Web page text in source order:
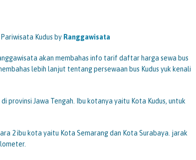
Kudus by Ranggawisata
akan membahas info tarif daftar harga sewa bus
lebih lanjut tentang persewaan bus Kudus yuk kenali
provinsi Jawa Tengah. Ibu kotanya yaitu Kota Kudus, untuk
2 ibu kota yaitu Kota Semarang dan Kota Surabaya. jarak